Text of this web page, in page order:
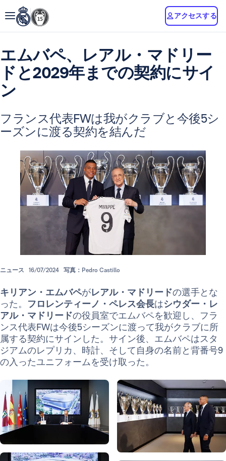
アクセスする
エムバペ、レアル・マドリー
ドと2029年までの契約にサイ
ン
フランス代表FWは我がクラブと今後5シ
ーズンに渡る契約を結んだ
ニュース 16/07/2024 写真：Pedro Castillo
キリアン・エムバペがレアル・マドリードの選手とな
った。 フロレンティーノ・ペレス会長はシウダー・レ
アル・マドリードの役員室でエムバペを歓迎し、フラ
ンス代表FWは今後5シーズンに渡って我がクラブに所
属する契約にサインした。サイン後、エムバペはスタ
ジアムのレプリカ、時計、そして自身の名前と背番号9
の入ったユニフォームを受け取った。